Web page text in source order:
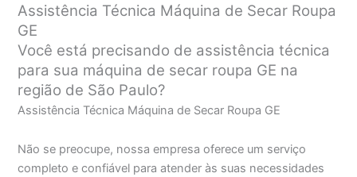
Assistência Técnica Máquina de Secar Roupa
GE
Você está precisando de assistência técnica
para sua máquina de secar roupa GE na
região de São Paulo?
Assistência Técnica Máquina de Secar Roupa GE
Não se preocupe, nossa empresa oferece um serviço
completo e confiável para atender às suas necessidades